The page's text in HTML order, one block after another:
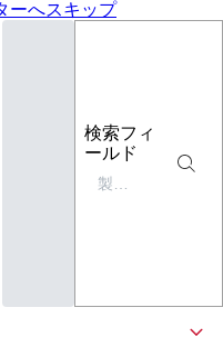
ーへスキップ
検索フィ
ールド